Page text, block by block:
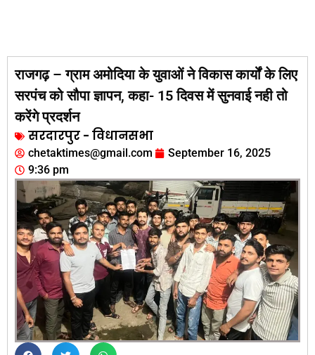
राजगढ़ – ग्राम अमोदिया के युवाओं ने विकास कार्यों के लिए
सरपंच को सौपा ज्ञापन, कहा- 15 दिवस में सुनवाई नही तो
करेंगे प्रदर्शन
सरदारपुर - विधानसभा
chetaktimes@gmail.com
September 16, 2025
9:36 pm